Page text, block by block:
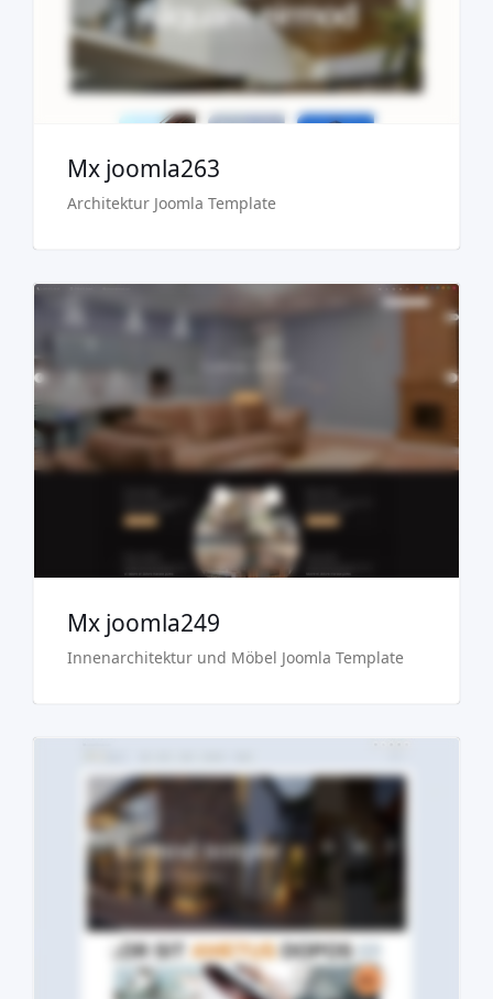
Kaufen €29.90
Mx joomla263
Architektur Joomla Template
Demo
Kaufen €29.90
Mx joomla249
Innenarchitektur und Möbel Joomla Template
Demo
Kaufen €29.90